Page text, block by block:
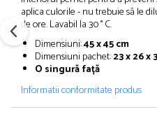
aplica culorile - nu trebuie să le
de ore. Lavabil la 30 ° C.
Dimensiuni:45 x 45 cm
Dimensiuni pachet:23 x 26 x
O singură față
Informatii conformitate produs